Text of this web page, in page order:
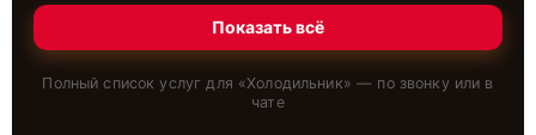
Показать всё
Полный список услуг для «Холодильник» — по звонку или в
чате